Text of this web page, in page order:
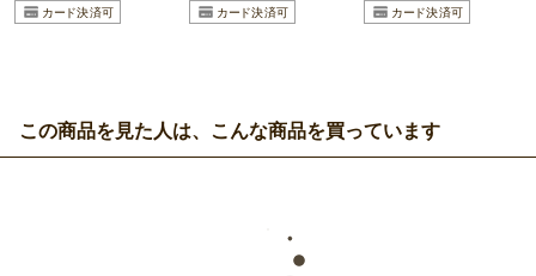
この商品を見た人は、こんな商品を買っています